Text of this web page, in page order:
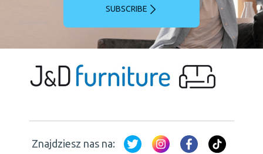
SUBSCRIBE
Znajdziesz nas na: